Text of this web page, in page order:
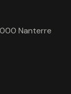
Nanterre